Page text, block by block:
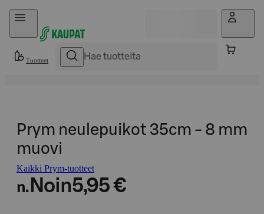
Hyppää sisältöön
Tuotteet
Prym neulepuikot 35cm - 8 mm
muovi
Kaikki Prym-tuotteet
n. Noin5,95 €